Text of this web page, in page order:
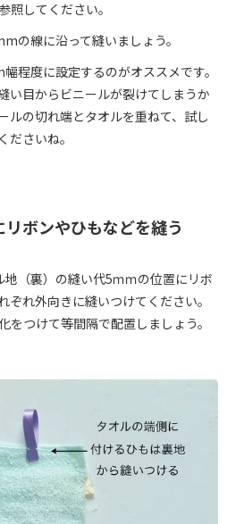
照してください。
の線に沿って縫いましょう。
程度に設定するのがオススメです。
い目からビニールが裂けてしまうか
ルの切れ端とタオルを重ねて、試し
ださいね。
ボンやひもなどを縫う
（裏）の縫い代5ｍｍの位置にリボ
ぞれ外向きに縫いつけてください。
つけて等間隔で配置しましょう。